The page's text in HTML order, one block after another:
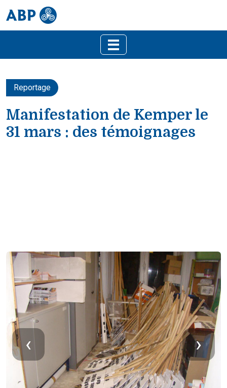
Reportage
Manifestation de Kemper le
31 mars : des témoignages
‹ ›